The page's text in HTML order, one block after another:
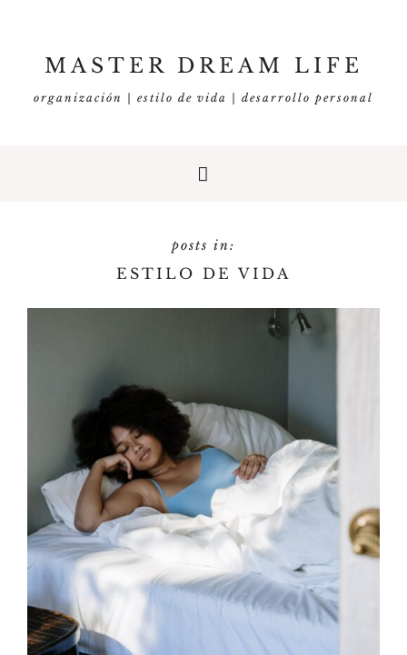
MASTER DREAM LIFE
organización | estilo de vida | desarrollo personal
ESTILO DE VIDA